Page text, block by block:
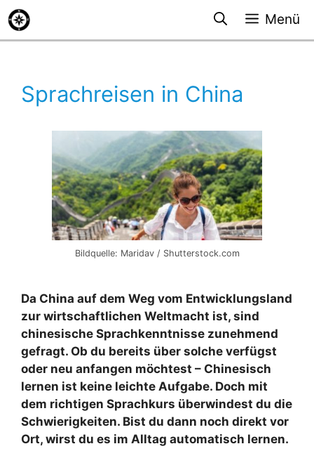
Zum
Inhalt
springen
Menü
Sprachreisen in China
Bildquelle: Maridav / Shutterstock.com
Da China auf dem Weg vom Entwicklungsland
zur wirtschaftlichen Weltmacht ist, sind
chinesische Sprachkenntnisse zunehmend
gefragt. Ob du bereits über solche verfügst
oder neu anfangen möchtest – Chinesisch
lernen ist keine leichte Aufgabe. Doch mit
dem richtigen Sprachkurs überwindest du die
Schwierigkeiten. Bist du dann noch direkt vor
Ort, wirst du es im Alltag automatisch lernen.